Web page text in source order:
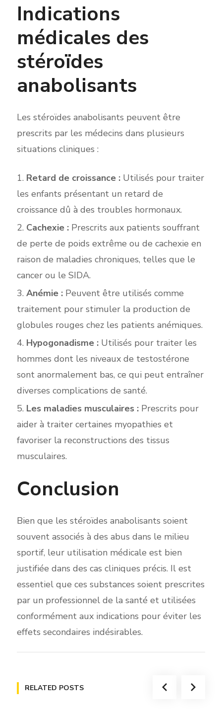
Indications
médicales des
stéroïdes
anabolisants
Les stéroïdes anabolisants peuvent être
prescrits par les médecins dans plusieurs
situations cliniques :
Retard de croissance :Utilisés pour traiter
les enfants présentant un retard de
croissance dû à des troubles hormonaux.
Cachexie :Prescrits aux patients souffrant
de perte de poids extrême ou de cachexie en
raison de maladies chroniques, telles que le
cancer ou le SIDA.
Anémie :Peuvent être utilisés comme
traitement pour stimuler la production de
globules rouges chez les patients anémiques.
Hypogonadisme :Utilisés pour traiter les
hommes dont les niveaux de testostérone
sont anormalement bas, ce qui peut entraîner
diverses complications de santé.
Les maladies musculaires :Prescrits pour
aider à traiter certaines myopathies et
favoriser la reconstructions des tissus
musculaires.
Conclusion
Bien que les stéroïdes anabolisants soient
souvent associés à des abus dans le milieu
sportif, leur utilisation médicale est bien
justifiée dans des cas cliniques précis. Il est
essentiel que ces substances soient prescrites
par un professionnel de la santé et utilisées
conformément aux indications pour éviter les
effets secondaires indésirables.
RELATED POSTS